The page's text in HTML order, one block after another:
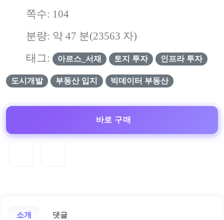
쪽수: 104
분량: 약 47 분(23563 자)
태그:
아르스_서재 토지 투자 인프라 투자
도시개발 부동산 입지 빅데이터 부동산
바로 구매
소개 댓글